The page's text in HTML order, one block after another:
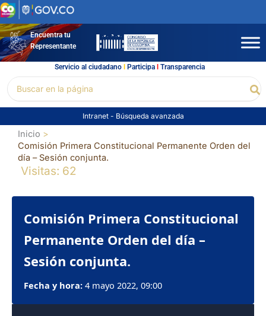
Ir
al
contenidoEncuentra tu
Representante
Servicio al ciudadano l Participal Transparencia
por:
Intranet - Búsqueda avanzada
Inicio
Comisión Primera Constitucional Permanente Orden del
día – Sesión conjunta.
Visitas: 62
Comisión Primera Constitucional
Permanente Orden del día –
Sesión conjunta.
Fecha y hora: 4 mayo 2022, 09:00